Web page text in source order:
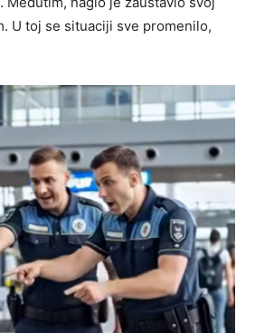
U toj se situaciji sve promenilo,